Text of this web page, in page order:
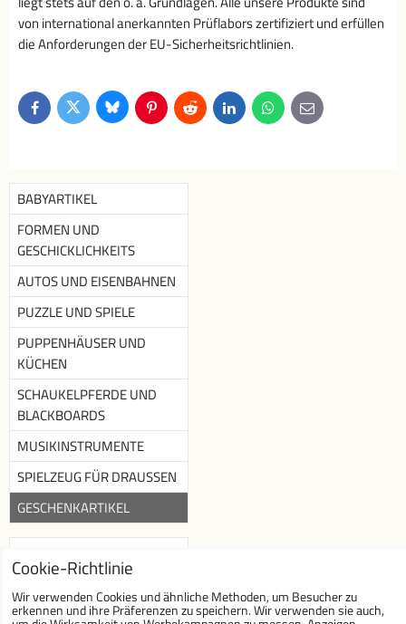
von international anerkannten Prüflabors zertifiziert und erfüllen
die Anforderungen der EU-Sicherheitsrichtlinien.
FacebookTwitterBlueskyPinterestReddit LinkedInWhatsApp
E-
mail
BABYARTIKEL
FORMEN UND
GESCHICKLICHKEITS
AUTOS UND EISENBAHNEN
PUZZLE UND SPIELE
PUPPENHÄUSER UND
KÜCHEN
SCHAUKELPFERDE UND
BLACKBOARDS
MUSIKINSTRUMENTE
SPIELZEUG FÜR DRAUSSEN
GESCHENKARTIKEL
Newsletter
Newsletter abonnieren :
Cookie-Richtlinie
Wir verwenden Cookies und ähnliche Methoden, um Besucher zu
erkennen und ihre Präferenzen zu speichern. Wir verwenden sie auch,